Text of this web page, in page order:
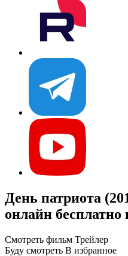
День патриота
онлайн бесплатно
Смотреть фильм Трейлер
Буду смотреть В избранное